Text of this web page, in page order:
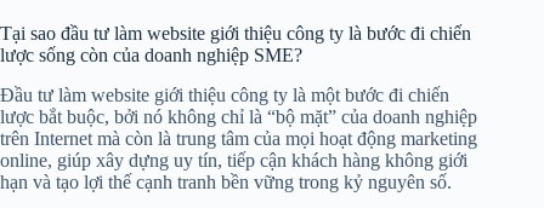
Tại sao đầu tư làm website giới thiệu công ty là bước đi chiến
lược sống còn của doanh nghiệp SME?
Đầu tư làm website giới thiệu công ty là một bước đi chiến
lược bắt buộc, bởi nó không chỉ là “bộ mặt” của doanh nghiệp
trên Internet mà còn là trung tâm của mọi hoạt động marketing
online, giúp xây dựng uy tín, tiếp cận khách hàng không giới
hạn và tạo lợi thế cạnh tranh bền vững trong kỷ nguyên số.